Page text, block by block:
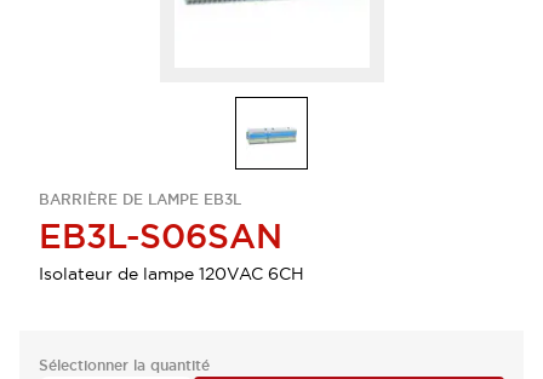
BARRIÈRE DE LAMPE EB3L
EB3L-S06SAN
Isolateur de lampe 120VAC 6CH
Sélectionner la quantité